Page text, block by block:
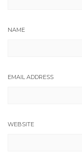
NAME
EMAIL ADDRESS
WEBSITE